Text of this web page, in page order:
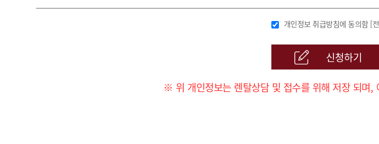
개인정보 취급방침에 동의함[
신청하기
※ 위 개인정보는 렌탈상담 및 접수를 위해 저장 되며,